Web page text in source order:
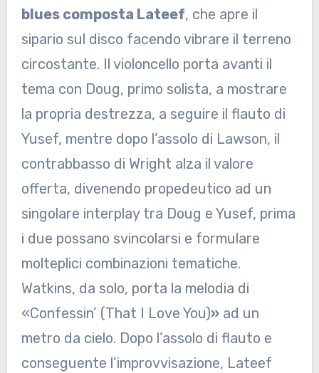
blues composta Lateef, che apre il
sipario sul disco facendo vibrare il terreno
circostante. Il violoncello porta avanti il
tema con Doug, primo solista, a mostrare
la propria destrezza, a seguire il flauto di
Yusef, mentre dopo l’assolo di Lawson, il
contrabbasso di Wright alza il valore
offerta, divenendo propedeutico ad un
singolare interplay tra Doug e Yusef, prima
i due possano svincolarsi e formulare
molteplici combinazioni tematiche.
Watkins, da solo, porta la melodia di
«Confessin’ (That I Love You)»ad un
metro da cielo. Dopo l’assolo di flauto e
conseguente l’improvvisazione, Lateef